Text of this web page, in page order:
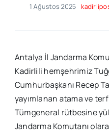
1 Ağustos 2025
Antalya İl Jandarma
Kadirlili hemşehrimiz
Cumhurbaşkanı Recep
yayımlanan atama ve
Tümgeneral rütbesine
Jandarma Komutanı